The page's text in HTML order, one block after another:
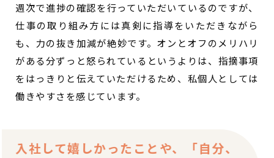
週次で進捗の確認を行っていただいているのですが、
仕事の取り組み方には真剣に指導をいただきながら
も、力の抜き加減が絶妙です。オンとオフのメリハリ
がある分ずっと怒られているというよりは、指摘事項
をはっきりと伝えていただけるため、私個人としては
働きやすさを感じています。
入社して嬉しかったことや、「自分、